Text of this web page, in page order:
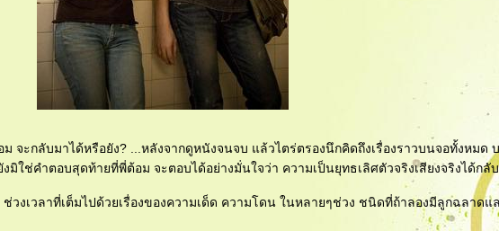
จะกลับมาได้หรือยัง? ...หลังจากดูหนังจนจบ แล้วไตร่ตรองนึกคิดถึงเรื่องราวบนจอทั้งหมด
มิใช่คำตอบสุดท้ายที่พี่ต้อม จะตอบได้อย่างมั่นใจว่า ความเป็นยุทธเลิศตัวจริงเสียงจริงได้กลั
ช่วงเวลาที่เต็มไปด้วยเรื่องของความเด็ด ความโดน ในหลายๆช่วง ชนิดที่ถ้าลองมีลูกฉลาด